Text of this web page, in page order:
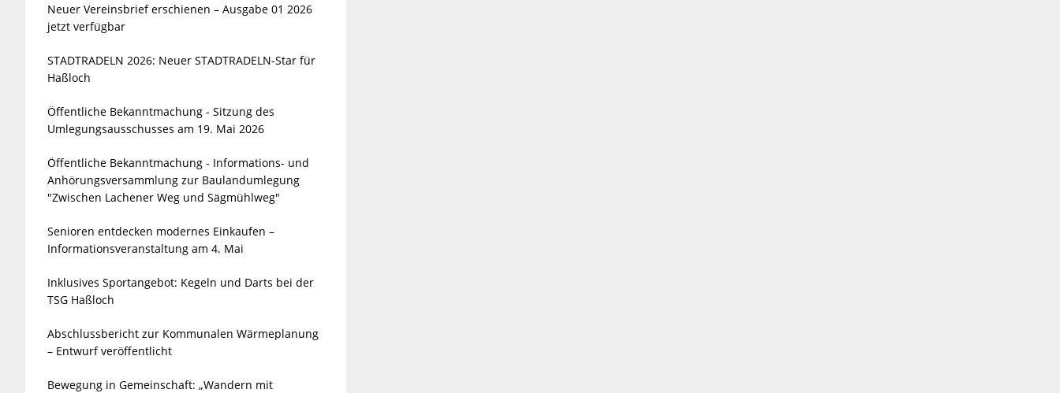
Neuer Vereinsbrief erschienen – Ausgabe 01 2026
jetzt verfügbar
STADTRADELN 2026: Neuer STADTRADELN-Star für
Haßloch
Öffentliche Bekanntmachung - Sitzung des
Umlegungsausschusses am 19. Mai 2026
Öffentliche Bekanntmachung - Informations- und
Anhörungsversammlung zur Baulandumlegung
"Zwischen Lachener Weg und Sägmühlweg"
Senioren entdecken modernes Einkaufen –
Informationsveranstaltung am 4. Mai
Inklusives Sportangebot: Kegeln und Darts bei der
TSG Haßloch
Abschlussbericht zur Kommunalen Wärmeplanung
– Entwurf veröffentlicht
Bewegung in Gemeinschaft: „Wandern mit